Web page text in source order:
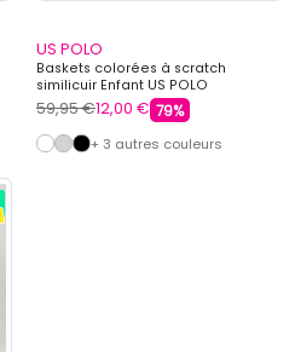
US POLO
Baskets colorées à scratch
similicuir Enfant US POLO
59,95 €12,00 € 79%
+ 3 autres couleurs